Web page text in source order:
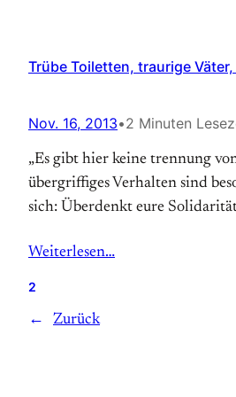
Trübe Toiletten, traurige
Nov. 16, 2013•2 Minuten
„Es gibt hier keine trennung
übergriffiges Verhalten sind
sich: Überdenkt eure
Weiterlesen…
2
← Zurück